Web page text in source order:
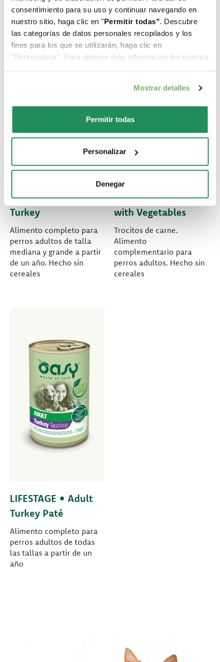
consentimiento para su uso y continuar navegando en
nuestro sitio, haga clic en "Permitir todas". Descubre
las categorías de datos personales recopilados y los
fines para los que se utilizarán, haga clic en
"Personalizar". Para obtener más información lee nuestra
Mostrar detalles
Permitir todas
Personalizar
Denegar
GRAIN FREE
Medium/Large
Turkey
Alimento completo para
perros adultos de talla
mediana y grande a partir
de un año. Hecho sin
cereales
GRAIN FREE
FORMULA • Adult
Small/Mini TURKEY
with Vegetables
Trocitos de carne.
Alimento
complementario para
perros adultos. Hecho sin
cereales
LIFESTAGE • Adult
Turkey Paté
Alimento completo para
perros adultos de todas
las tallas a partir de un
año